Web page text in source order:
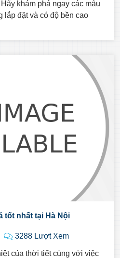
khám phá ngay các mẫu
lắp đặt và có độ bền cao
tốt nhất tại Hà Nội
3288 Lượt Xem
của thời tiết cùng với việc